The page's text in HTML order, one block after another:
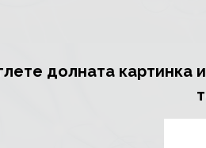
долната картинка